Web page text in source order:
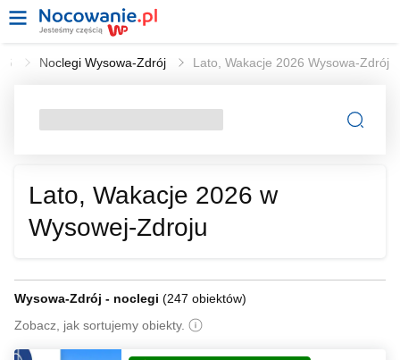
Noclegi Wysowa-Zdrój Lato, Wakacje 2026 Wysowa-Zdrój
Lato, Wakacje 2026 w
Wysowej-Zdroju
Wysowa-Zdrój - noclegi (247 obiektów)
Zobacz, jak sortujemy obiekty.